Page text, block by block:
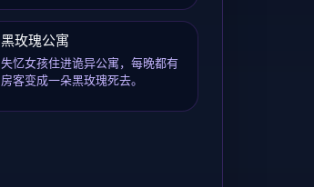
黑玫瑰公寓
失忆女孩住进诡异公寓，每晚都有
房客变成一朵黑玫瑰死去。